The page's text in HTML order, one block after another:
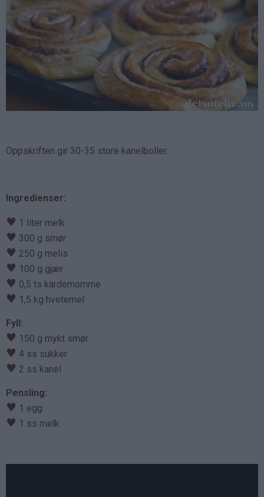
Oppskriften gir 30-35 store kanelboller.
Ingredienser:
♥ 1 liter melk
♥ 300 g smør
♥ 250 g melis
♥ 100 g gjær
♥ 0,5 ts kardemomme
♥ 1,5 kg hvetemel
Fyll:
♥ 150 g mykt smør
♥ 4 ss sukker
♥ 2 ss kanel
Pensling:
♥ 1 egg
♥ 1 ss melk